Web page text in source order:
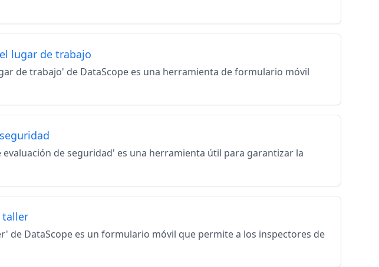
lugar de trabajo
de trabajo' de DataScope es una herramienta de formulario móvil
de seguridad' es una herramienta útil para garantizar la
taller
de DataScope es un formulario móvil que permite a los inspectores de